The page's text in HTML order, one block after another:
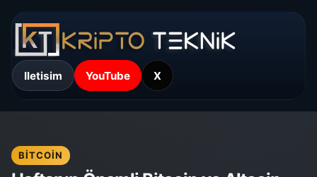
Iletisim YouTube X
BITCOIN